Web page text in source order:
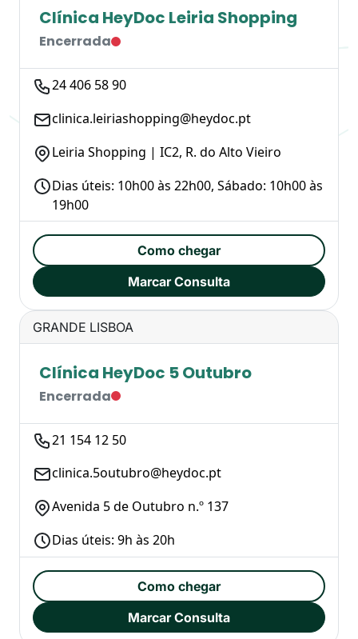
Clínica HeyDoc Leiria Shopping
Encerrada
24 406 58 90
clinica.leiriashopping@heydoc.pt
Leiria Shopping | IC2, R. do Alto Vieiro
Dias úteis: 10h00 às 22h00, Sábado: 10h00 às
19h00
Como chegar
Marcar Consulta
GRANDE LISBOA
Clínica HeyDoc 5 Outubro
Encerrada
21 154 12 50
clinica.5outubro@heydoc.pt
Avenida 5 de Outubro n.º 137
Dias úteis: 9h às 20h
Como chegar
Marcar Consulta